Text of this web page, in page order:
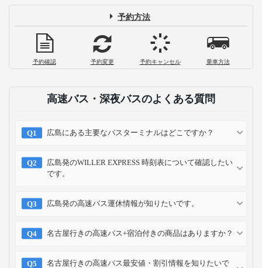
予約方法
予約確認 予約変更 予約キャンセル 乗車方法
高速バス・深夜バスのよくある質問
広島にある主要なバスターミナルはどこですか？
広島発のWILLER EXPRESS 時刻表について確認したい
です。
広島発の高速バス運休情報が知りたいです。
名古屋行きの高速バス+宿泊付きの商品はありますか？
名古屋行きの高速バス最安値・割引情報を知りたいで